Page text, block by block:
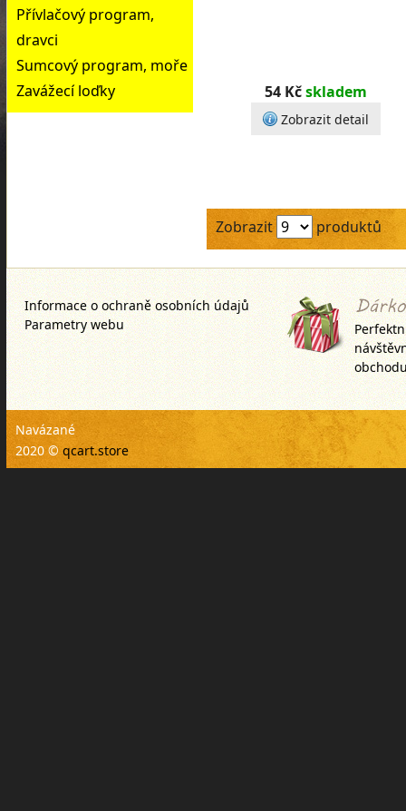
Přívlačový program,
dravci
Sumcový program, moře
Zavážecí loďky
54 Kč skladem
Zobrazit detail
Zobrazit produktů
Informace o ochraně osobních údajů
Parametry webu
Navázané
2020 © qcart.store